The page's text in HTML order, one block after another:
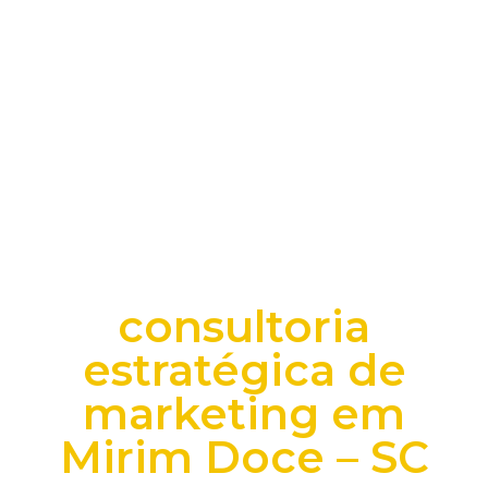
consultoria
estratégica de
marketing em
Mirim Doce – SC